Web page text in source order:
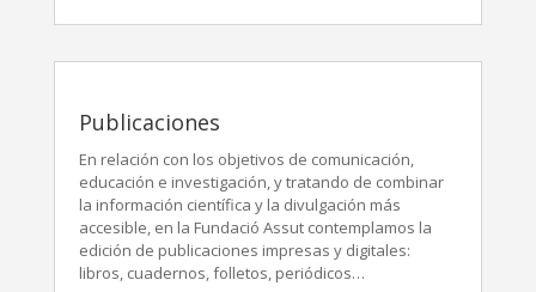
Publicaciones
En relación con los objetivos de comunicación,
educación e investigación, y tratando de combinar
la información científica y la divulgación más
accesible, en la Fundació Assut contemplamos la
edición de publicaciones impresas y digitales:
libros, cuadernos, folletos, periódicos…